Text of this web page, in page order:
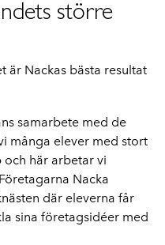
större
är Nackas bästa resultat
samarbete med de
många elever med stort
och här arbetar vi
Nacka
där eleverna får
sina företagsidéer med